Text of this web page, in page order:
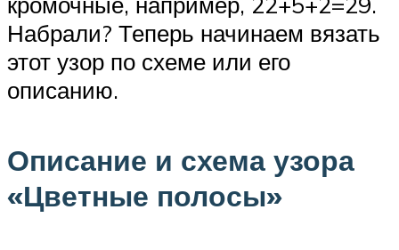
Набрали? Теперь начинаем вязать
этот узор по схеме или его
описанию.
Описание и схема узора
«Цветные полосы»